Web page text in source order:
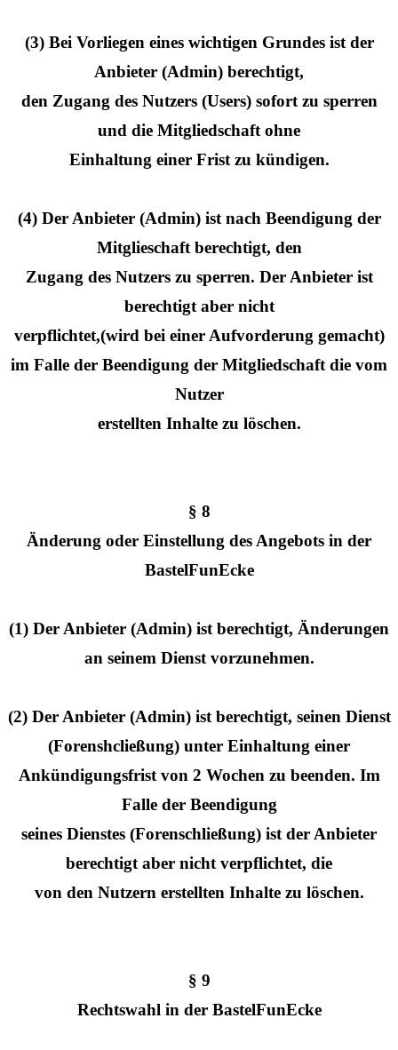
(3) Bei Vorliegen eines wichtigen Grundes ist der
Anbieter (Admin) berechtigt,
den Zugang des Nutzers (Users) sofort zu sperren
und die Mitgliedschaft ohne
Einhaltung einer Frist zu kündigen.
(4) Der Anbieter (Admin) ist nach Beendigung der
Mitglieschaft berechtigt, den
Zugang des Nutzers zu sperren. Der Anbieter ist
berechtigt aber nicht
verpflichtet,(wird bei einer Aufvorderung gemacht)
im Falle der Beendigung der Mitgliedschaft die vom
Nutzer
erstellten Inhalte zu löschen.
§ 8
Änderung oder Einstellung des Angebots in der
BastelFunEcke
(1) Der Anbieter (Admin) ist berechtigt, Änderungen
an seinem Dienst vorzunehmen.
(2) Der Anbieter (Admin) ist berechtigt, seinen Dienst
(Forenshcließung) unter Einhaltung einer
Ankündigungsfrist von 2 Wochen zu beenden. Im
Falle der Beendigung
seines Dienstes (Forenschließung) ist der Anbieter
berechtigt aber nicht verpflichtet, die
von den Nutzern erstellten Inhalte zu löschen.
§ 9
Rechtswahl in der BastelFunEcke